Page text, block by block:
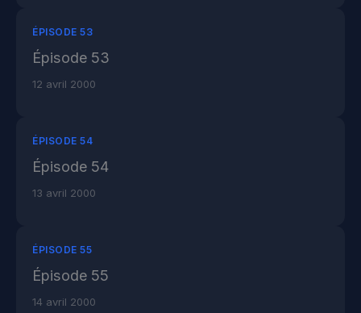
ÉPISODE 53
Épisode 53
12 avril 2000
ÉPISODE 54
Épisode 54
13 avril 2000
ÉPISODE 55
Épisode 55
14 avril 2000